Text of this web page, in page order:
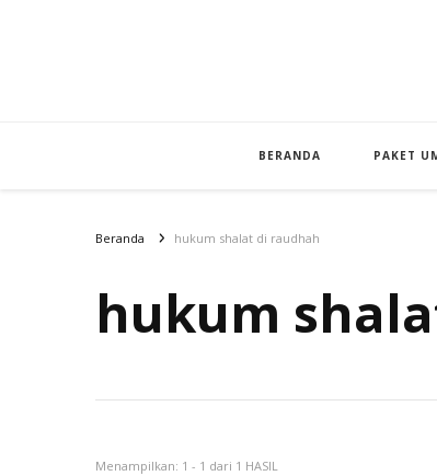
BERANDA PAKET
Beranda hukum shalat di raudhah
hukum
Menampilkan: 1 - 1 dari 1 HASIL